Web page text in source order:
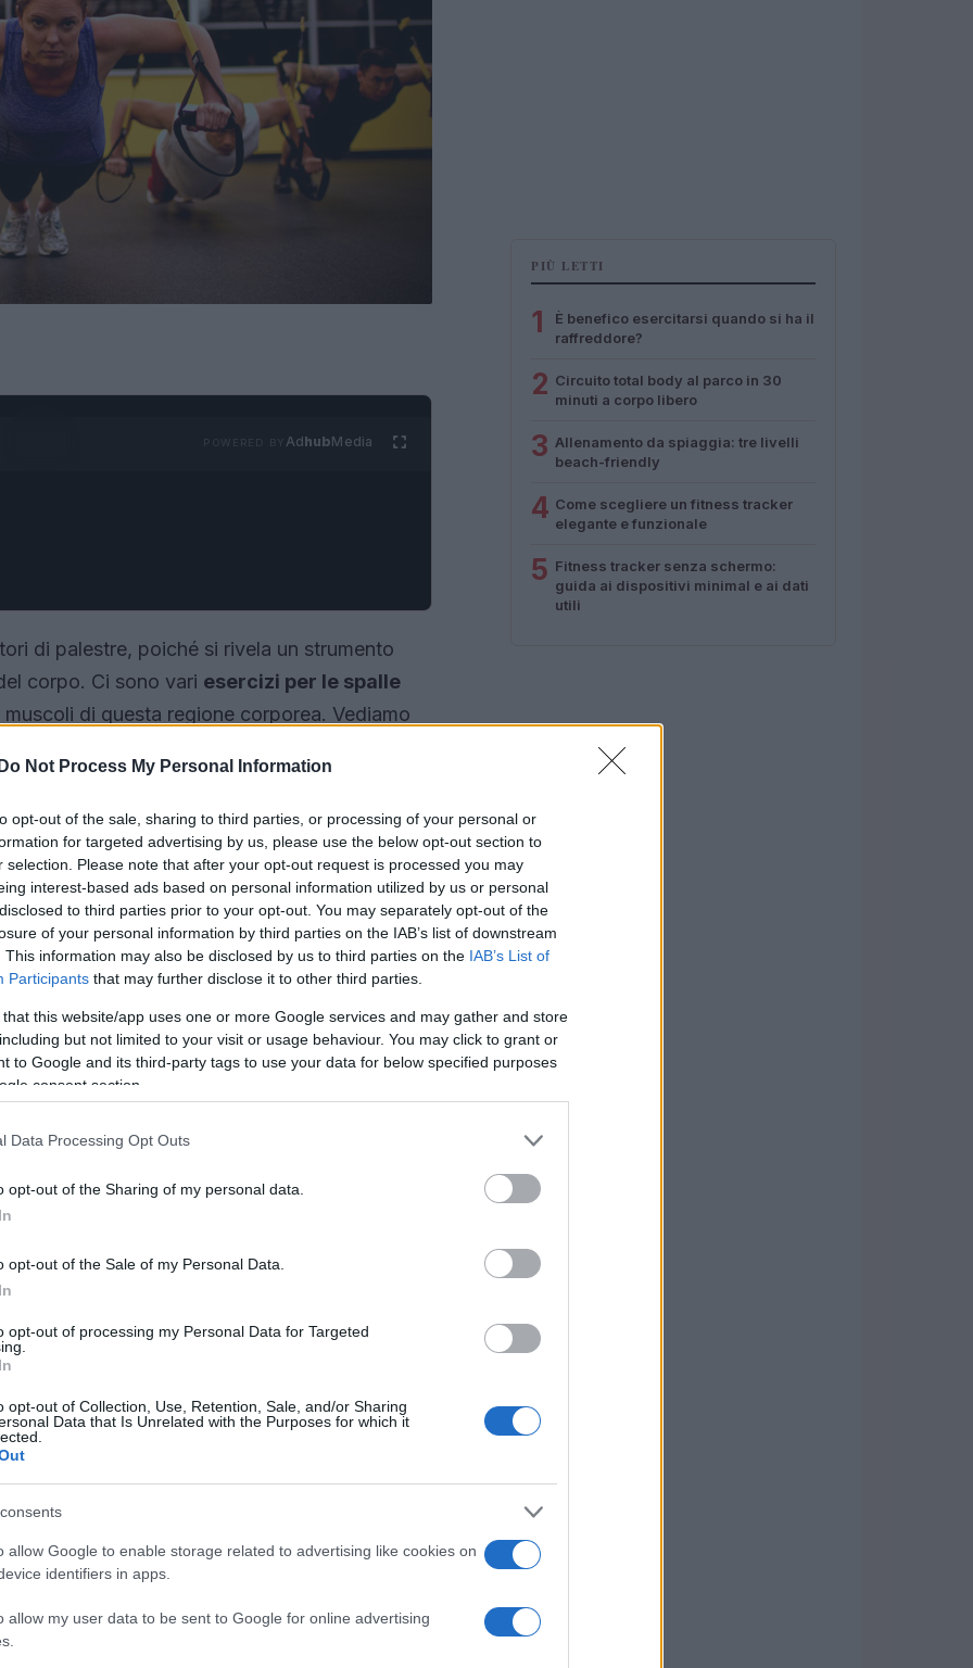
Do Not Process My Personal Information
opt-out of the sale, sharing to third parties, or processing of your personal or
for targeted advertising by us, please use the below opt-out section to
selection. Please note that after your opt-out request is processed you may
interest-based ads based on personal information utilized by us or personal
to third parties prior to your opt-out. You may separately opt-out of the
of your personal information by third parties on the IAB’s list of downstream
This information may also be disclosed by us to third parties on the IAB’s List of
Participants that may further disclose it to other third parties.
that this website/app uses one or more Google services and may gather and store
but not limited to your visit or usage behaviour. You may click to grant or
to Google and its third-party tags to use your data for below specified purposes
consent section.
Data Processing Opt Outs
opt-out of the Sharing of my personal data.
opt-out of the Sale of my Personal Data.
opt-out of processing my Personal Data for Targeted
opt-out of Collection, Use, Retention, Sale, and/or Sharing
Data that Is Unrelated with the Purposes for which it
allow Google to enable storage related to advertising like cookies on
identifiers in apps.
allow my user data to be sent to Google for online advertising
AdhubMedia
di palestre, poiché si rivela un strumento
corpo. Ci sono vari esercizi per le spalle
di questa regione corporea. Vediamo
superiore del corpo per tonificarla e
trx
del corpo
dei più efficaci e la corretta modalità di
del viso. Piegando i gomiti, avvicinate il dorso
avanti. Sallungate poi le braccia e ripetete
difficile, si può
PIÙ LETTI
1
È benefico esercitarsi quando si ha il
raffreddore?
2 Circuito total body al parco in 30
minuti a corpo libero
3 Allenamento da spiaggia: tre livelli
beach-friendly
4 Come scegliere un fitness tracker
elegante e funzionale
5 Fitness tracker senza schermo:
guida ai dispositivi minimal e ai dati
utili